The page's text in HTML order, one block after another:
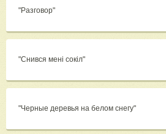
"Разговор"
"Снився менi сокiл"
"Черные деревья на белом снегу"